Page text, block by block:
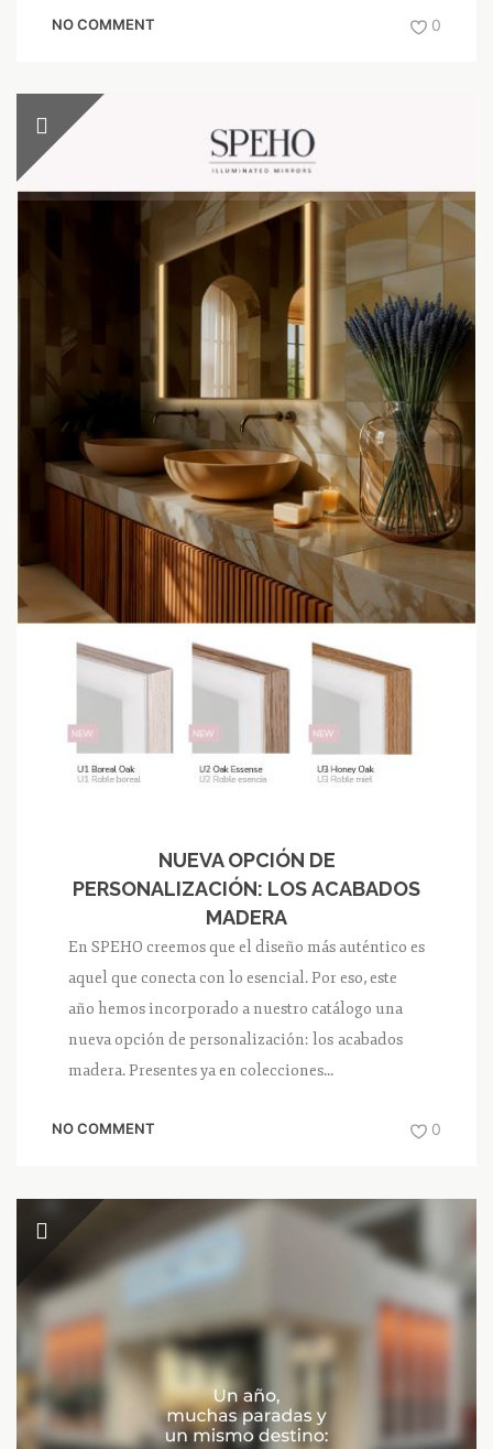
NO COMMENT 0
NUEVA OPCIÓN DE
PERSONALIZACIÓN: LOS ACABADOS
MADERA
En SPEHO creemos que el diseño más auténtico es
aquel que conecta con lo esencial. Por eso, este
año hemos incorporado a nuestro catálogo una
nueva opción de personalización: los acabados
madera. Presentes ya en colecciones...
NO COMMENT 0